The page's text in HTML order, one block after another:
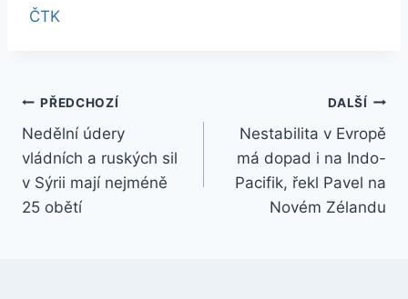
ČTK
Navigace
pro
příspěvek
PŘEDCHOZÍ
Nedělní údery
vládních a ruských sil
v Sýrii mají nejméně
25 obětí
DALŠÍ
Nestabilita v Evropě
má dopad i na Indo-
Pacifik, řekl Pavel na
Novém Zélandu